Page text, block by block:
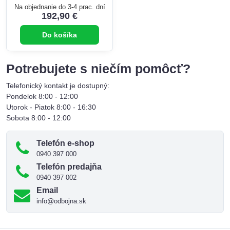
Na objednanie do 3-4 prac. dní
192,90 €
Do košíka
Potrebujete s niečím pomôcť?
Telefonický kontakt je dostupný:
Pondelok 8:00 - 12:00
Utorok - Piatok 8:00 - 16:30
Sobota 8:00 - 12:00
Telefón e-shop
0940 397 000
Telefón predajňa
0940 397 002
Email
info@odbojna.sk